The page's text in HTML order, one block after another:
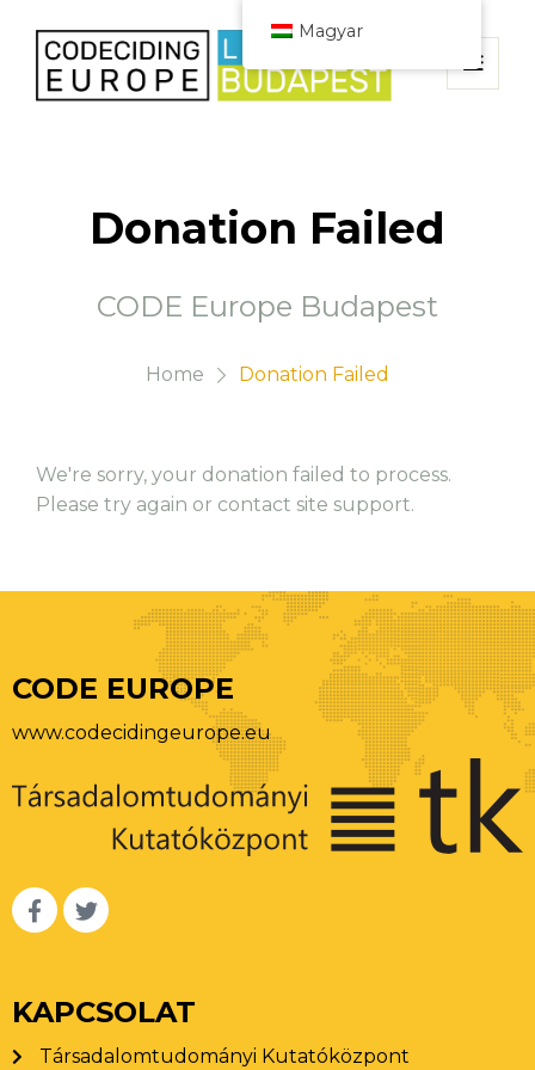
Donation Failed
CODE Europe Budapest
Home Donation Failed
We're sorry, your donation failed to process.
Please try again or contact site support.
CODE EUROPE
www.codecidingeurope.eu
KAPCSOLAT
Társadalomtudományi Kutatóközpont
Magyar